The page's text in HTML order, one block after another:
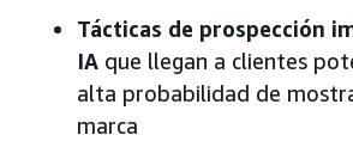
Tácticas de prospección
IA que llegan a clientes
alta probabilidad de
marca